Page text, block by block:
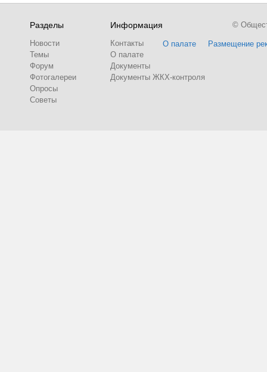
Разделы
Новости
Темы
Форум
Фотогалереи
Опросы
Советы
Информация
Контакты
О палате
Документы
Документы ЖКХ-контроля
О палате Размещение
©